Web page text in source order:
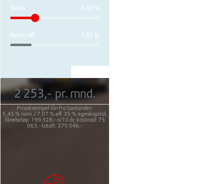
5,45 %
Rente
7,07 %
Rente. eff
2 253,- pr. mnd.
Priseksempel lån fra Santander:
5,45 % nom./7,07 %eff. 35 %egenkapital,
lånebeløp: 199 328,-o/10 år, kostnad:75
063,-totalt: 375 046,-